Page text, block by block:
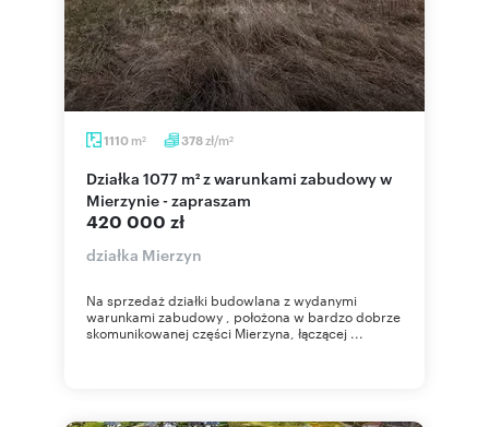
1110 m2 378zł/m2
Działka 1077 m² z warunkami zabudowy w
Mierzynie - zapraszam
420 000 zł
działka Mierzyn
Na sprzedaż działki budowlana z wydanymi
warunkami zabudowy , położona w bardzo dobrze
skomunikowanej części Mierzyna, łączącej ...